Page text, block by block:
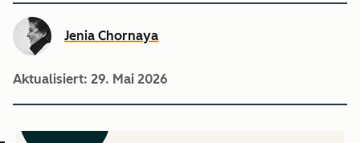
Jenia Chornaya
Aktualisiert: 29. Mai 2026